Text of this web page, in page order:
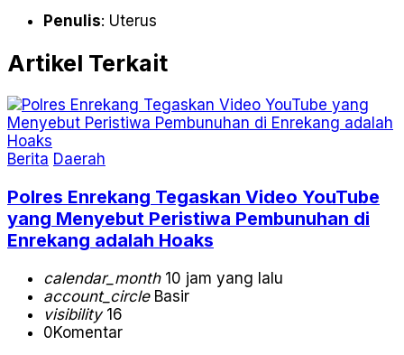
Penulis: Uterus
Artikel Terkait
Berita Daerah
Polres Enrekang Tegaskan Video YouTube
yang Menyebut Peristiwa Pembunuhan di
Enrekang adalah Hoaks
calendar_month10 jam yang lalu
account_circleBasir
visibility16
0Komentar